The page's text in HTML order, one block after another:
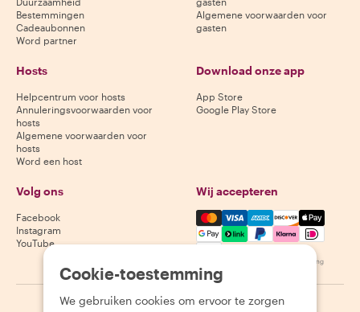
Bestemmingen
Cadeaubonnen
Word partner
Algemene voorwaarden voor
gasten
Hosts
Helpcentrum voor hosts
Annuleringsvoorwaarden voor
hosts
Algemene voorwaarden voor
hosts
Word een host
Download onze app
App Store
Google Play Store
Volg ons
Facebook
Instagram
YouTube
Wij accepteren
Mastercard, Visa, Amex,
Beschikbaarheid varieert per bestemming
Cookie-toestemming
We gebruiken cookies om ervoor te zorgen